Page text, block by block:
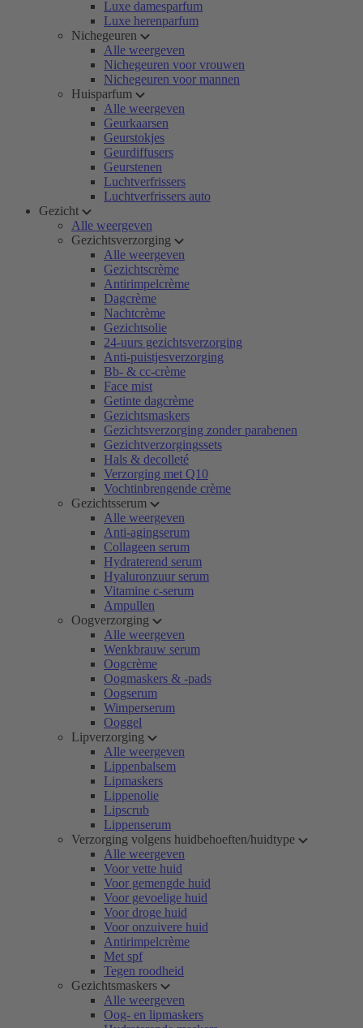
Luxe damesparfum
Luxe herenparfum
Nichegeuren
Alle weergeven
Nichegeuren voor vrouwen
Nichegeuren voor mannen
Huisparfum
Alle weergeven
Geurkaarsen
Geurstokjes
Geurdiffusers
Geurstenen
Luchtverfrissers
Luchtverfrissers auto
Gezicht
Alle weergeven
Gezichtsverzorging
Alle weergeven
Gezichtscrème
Antirimpelcrème
Dagcrème
Nachtcrème
Gezichtsolie
24-uurs gezichtsverzorging
Anti-puistjesverzorging
Bb- & cc-crème
Face mist
Getinte dagcrème
Gezichtsmaskers
Gezichtsverzorging zonder parabenen
Gezichtverzorgingssets
Hals & decolleté
Verzorging met Q10
Vochtinbrengende crème
Gezichtsserum
Alle weergeven
Anti-agingserum
Collageen serum
Hydraterend serum
Hyaluronzuur serum
Vitamine c-serum
Ampullen
Oogverzorging
Alle weergeven
Wenkbrauw serum
Oogcrème
Oogmaskers & -pads
Oogserum
Wimperserum
Ooggel
Lipverzorging
Alle weergeven
Lippenbalsem
Lipmaskers
Lippenolie
Lipscrub
Lippenserum
Verzorging volgens huidbehoeften/huidtype
Alle weergeven
Voor vette huid
Voor gemengde huid
Voor gevoelige huid
Voor droge huid
Voor onzuivere huid
Antirimpelcrème
Met spf
Tegen roodheid
Gezichtsmaskers
Alle weergeven
Oog- en lipmaskers